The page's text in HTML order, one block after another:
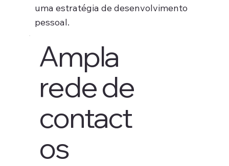
uma estratégia de desenvolvimento
pessoal.
Ampla
rede de
contact
os